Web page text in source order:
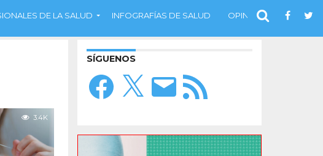
DE LA SALUD INFOGRAFÍAS DE SALUD OPINIÓN
3.4K
SÍGUENOS
Facebook
X
Correo
electrónico
Feed
RSS